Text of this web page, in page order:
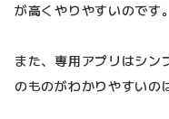
が高くやりやすいのです。
また、専用アプリはシン
のものがわかりやすいの